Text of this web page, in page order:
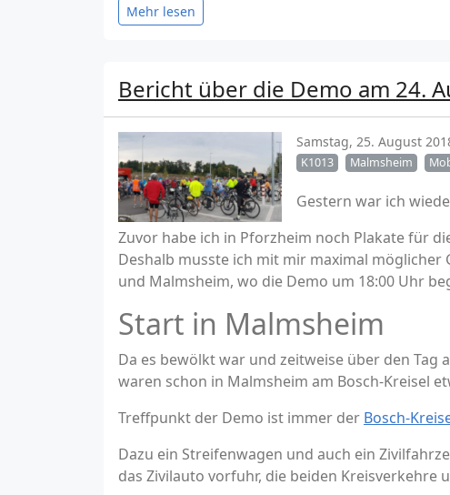
Mehr lesen
Bericht über die Demo am 24.
Samstag, 25. August
K1013
Malmsheim
Gestern war ich
Zuvor habe ich in Pforzheim noch Plakate für
Deshalb musste ich mit mir maximal
und Malmsheim, wo die Demo um 18:00 Uhr
Start in Malmsheim
Da es bewölkt war und zeitweise über den
waren schon in Malmsheim am Bosch-Kreisel
Treffpunkt der Demo ist immer der Bosch-
Dazu ein Streifenwagen und auch ein
das Zivilauto vorfuhr, die beiden Kreisverkehre